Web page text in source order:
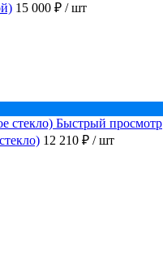
15 000 ₽ / шт
Быстрый просмотр
12 210 ₽ / шт